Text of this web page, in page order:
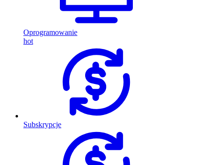
Oprogramowanie
hot
Subskrypcje